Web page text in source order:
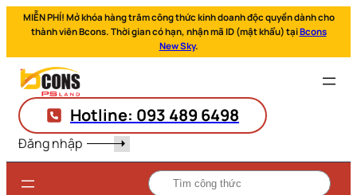
MIỄN PHÍ! Mở khóa hàng trăm công thức kinh doanh độc quyền dành cho
thành viên Bcons. Thời gian có hạn, nhận mã ID (mật khẩu) tạiBcons
New Sky.
Hotline: 093 489 6498
Đăng nhập